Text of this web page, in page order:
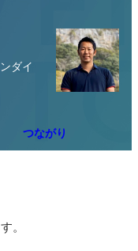
ダイ
つながり
。